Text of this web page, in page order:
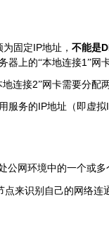
为固定IP地址， 不能是
器上的“本地连接1 ”网
地连接2”网卡需要分配
服务的IP地址（即虚拟
公网环境中的一个或
点来识别自己的网络连